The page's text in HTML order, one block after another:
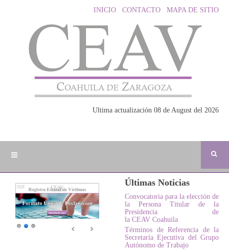
INICIO CONTACTO MAPA DE SITIO
Ultima actualización 08 de August del 2026
Últimas Noticias
Convocatoria para la elección de
la Persona Titular de la
Presidencia de
la CEAV Coahuila
Términos de Referencia de la
Secretaría Ejecutiva del Grupo
Autónomo de Trabajo